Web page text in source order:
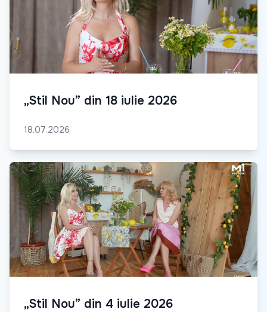
„Stil Nou” din 18 iulie 2026
18.07.2026
„Stil Nou” din 4 iulie 2026